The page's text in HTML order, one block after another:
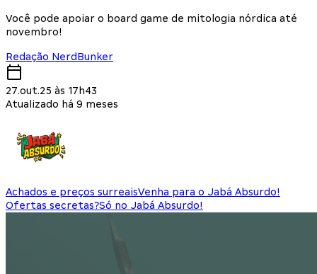
Você pode apoiar o board game de mitologia nórdica até
novembro!
Redação NerdBunker
27.out.25 às 17h43
Atualizado há 9 meses
Achados e preços surreaisVenha para o Jabá Absurdo!
Ofertas secretas?Só no Jabá Absurdo!